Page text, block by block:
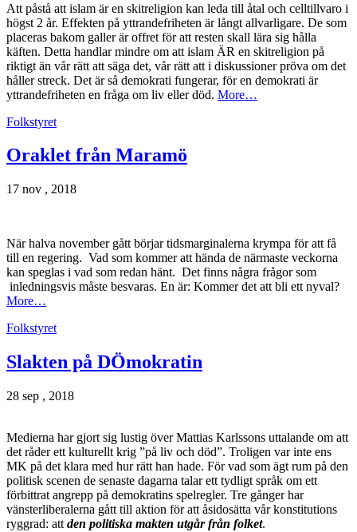
Att påstå att islam är en skitreligion kan leda till åtal och celltillvaro i
högst 2 år. Effekten på yttrandefriheten är långt allvarligare. De som
placeras bakom galler är offret för att resten skall lära sig hålla
käften. Detta handlar mindre om att islam ÄR en skitreligion på
riktigt än vår rätt att säga det, vår rätt att i diskussioner pröva om det
håller streck. Det är så demokrati fungerar, för en demokrati är
yttrandefriheten en fråga om liv eller död. More…
Folkstyret
Oraklet från Maramö
17 nov , 2018
När halva november gått börjar tidsmarginalerna krympa för att få
till en regering. Vad som kommer att hända de närmaste veckorna
kan speglas i vad som redan hänt. Det finns några frågor som
inledningsvis måste besvaras. En är: Kommer det att bli ett nyval?
More…
Folkstyret
Slakten på DÖmokratin
28 sep , 2018
Medierna har gjort sig lustig över Mattias Karlssons uttalande om att
det råder ett kulturellt krig ”på liv och död”. Troligen var inte ens
MK på det klara med hur rätt han hade. För vad som ägt rum på den
politisk scenen de senaste dagarna talar ett tydligt språk om ett
förbittrat angrepp på demokratins spelregler. Tre gånger har
vänsterliberalerna gått till aktion för att åsidosätta vår konstitutions
ryggrad: att den politiska makten utgår från folket.